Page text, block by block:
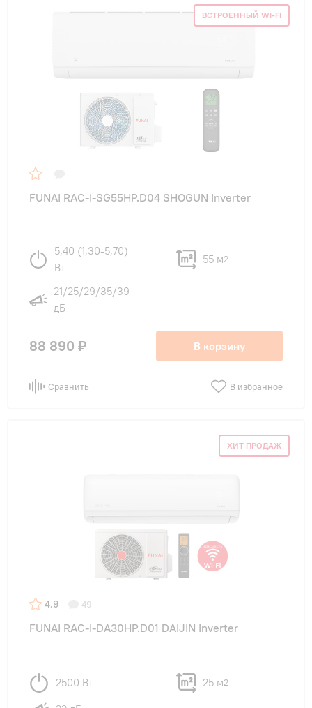
ВСТРОЕННЫЙ WI-FI
FUNAI RAC-I-SG55HP.D04 SHOGUN Inverter
5,40 (1,30-5,70)
Вт
55 м2
21/25/29/35/39
дБ
88 890 ₽ В корзину
Сравнить В избранное
ХИТ ПРОДАЖ
4.9 49
FUNAI RAC-I-DA30HP.D01 DAIJIN Inverter
2500 Вт 25 м2